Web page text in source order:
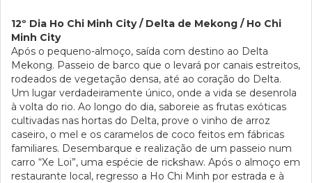
12º Dia Ho Chi Minh City / Delta de Mekong / Ho Chi
Minh City
Após o pequeno-almoço, saída com destino ao Delta
Mekong. Passeio de barco que o levará por canais estreitos,
rodeados de vegetação densa, até ao coração do Delta.
Um lugar verdadeiramente único, onde a vida se desenrola
à volta do rio. Ao longo do dia, saboreie as frutas exóticas
cultivadas nas hortas do Delta, prove o vinho de arroz
caseiro, o mel e os caramelos de coco feitos em fábricas
familiares. Desembarque e realização de um passeio num
carro “Xe Loi”, uma espécie de rickshaw. Após o almoço em
restaurante local, regresso a Ho Chi Minh por estrada e à